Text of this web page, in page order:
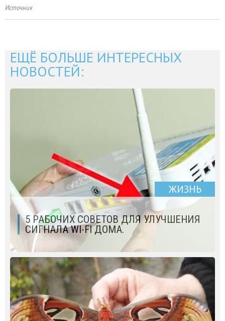
Источник
ЕЩЁ БОЛЬШЕ ИНТЕРЕСНЫХ
НОВОСТЕЙ:
ЖИЗНЬ
5 РАБОЧИХ СОВЕТОВ ДЛЯ УЛУЧШЕНИЯ
СИГНАЛА WI-FI ДОМА.